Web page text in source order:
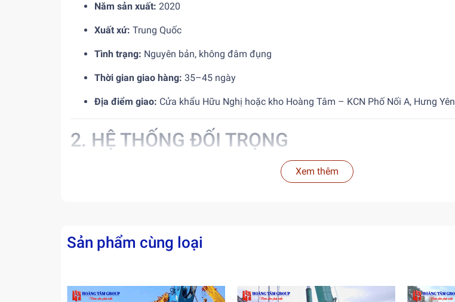
Năm sản xuất: 2020
Xuất xứ: Trung Quốc
Tình trạng: Nguyên bản, không đâm đụng
Thời gian giao hàng: 35–45 ngày
Địa điểm giao: Cửa khẩu Hữu Nghị hoặc kho Hoàng Tâm – KCN Phố Nối A, Hưng Yên
2. HỆ THỐNG ĐỐI TRỌNG
1 khối x 2.600 kg
Xem thêm
Sản phẩm cùng loại